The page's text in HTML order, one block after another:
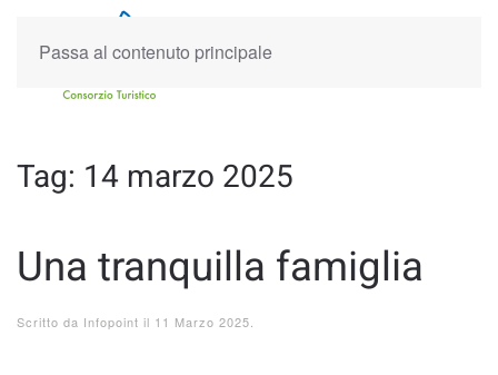
Passa al contenuto principale
Tag: 14 marzo 2025
Una tranquilla famiglia
Scritto da Infopoint il 11 Marzo 2025